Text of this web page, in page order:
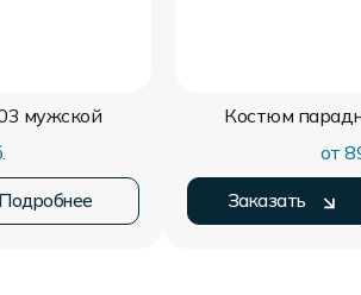
мужской
Подробнее
Костюм
от
Заказать